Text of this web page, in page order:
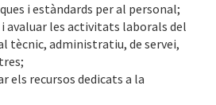
i estàndards per al personal;
avaluar les activitats laborals del
tècnic, administratiu, de servei,
els recursos dedicats a la